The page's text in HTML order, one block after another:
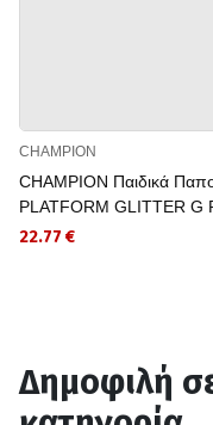
CHAMPION
CHAMPION Παιδικά
PLATFORM GLITTER G
22.77 €
Δημοφιλή